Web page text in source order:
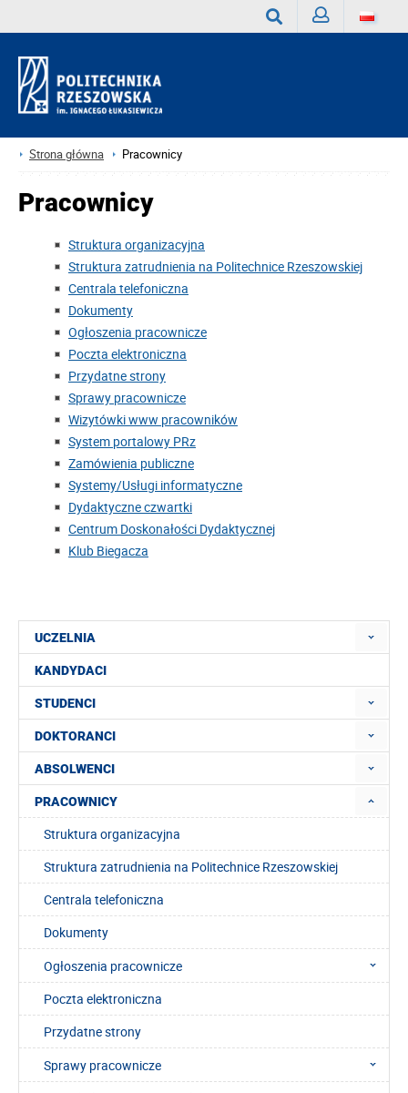
Strona główna Pracownicy
Pracownicy
Struktura organizacyjna
Struktura zatrudnienia na Politechnice Rzeszowskiej
Centrala telefoniczna
Dokumenty
Ogłoszenia pracownicze
Poczta elektroniczna
Przydatne strony
Sprawy pracownicze
Wizytówki www pracowników
System portalowy PRz
Zamówienia publiczne
Systemy/Usługi informatyczne
Dydaktyczne czwartki
Centrum Doskonałości Dydaktycznej
Klub Biegacza
UCZELNIA
KANDYDACI
STUDENCI
DOKTORANCI
ABSOLWENCI
PRACOWNICY
Struktura organizacyjna
Struktura zatrudnienia na Politechnice Rzeszowskiej
Centrala telefoniczna
Dokumenty
Ogłoszenia pracownicze
Poczta elektroniczna
Przydatne strony
Sprawy pracownicze